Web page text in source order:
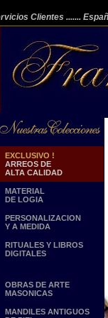
Clientes .......
EXCLUSIVO !
ARREOS DE
ALTA CALIDAD
MATERIAL
DE LOGIA
PERSONALIZACION
Y A MEDIDA
RITUALES Y LIBROS
DIGITALES
OBRAS DE ARTE
MASONICAS
MANDILES ANTIGUOS